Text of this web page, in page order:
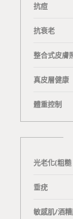
抗痘
抗衰老
整合式皮膚
真皮層健康
體重控制
光老化(粗
垂疣
敏感肌/酒